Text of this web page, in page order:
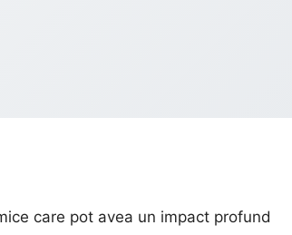
care pot avea un impact profund